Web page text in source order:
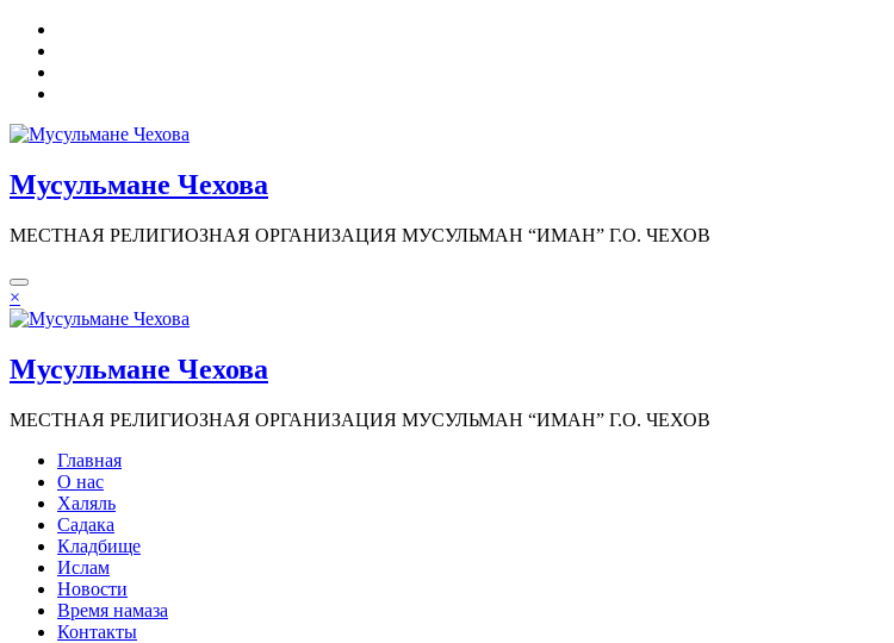
Перейти
содержимому
Мусульмане Чехова
МЕСТНАЯ РЕЛИГИОЗНАЯ ОРГАНИЗАЦИЯ МУСУЛЬМАН “ИМАН” Г.О. ЧЕХОВ
×
Мусульмане Чехова
МЕСТНАЯ РЕЛИГИОЗНАЯ ОРГАНИЗАЦИЯ МУСУЛЬМАН “ИМАН” Г.О. ЧЕХОВ
Главная
О нас
Халяль
Садака
Кладбище
Ислам
Новости
Время намаза
Контакты